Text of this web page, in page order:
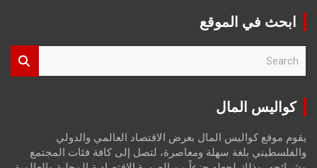
ابحث في الموقع
r
كواليس المال
يقوم موقع كواليس المال بعرض الاقتصاد العالمي والدولي
والفلسطيني بلغة سهلة ومعاصرة، لتصل إلى كافة فئات المجتمع